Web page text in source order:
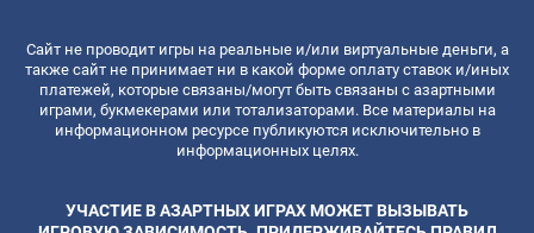
Сайт не проводит игры на реальные и/или виртуальные деньги, а
также сайт не принимает ни в какой форме оплату ставок и/иных
платежей, которые связаны/могут быть связаны с азартными
играми, букмекерами или тотализаторами. Все материалы на
информационном ресурсе публикуются исключительно в
информационных целях.
УЧАСТИЕ В АЗАРТНЫХ ИГРАХ МОЖЕТ ВЫЗЫВАТЬ